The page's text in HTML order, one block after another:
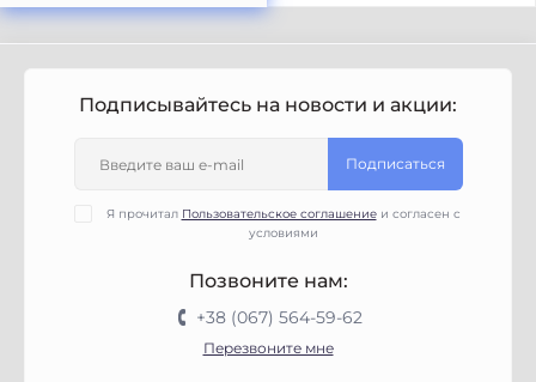
Подписывайтесь на новости и акции:
Подписаться
Я прочитал Пользовательское соглашениеи согласен с
условиями
Позвоните нам:
+38 (067) 564-59-62
Перезвоните мне